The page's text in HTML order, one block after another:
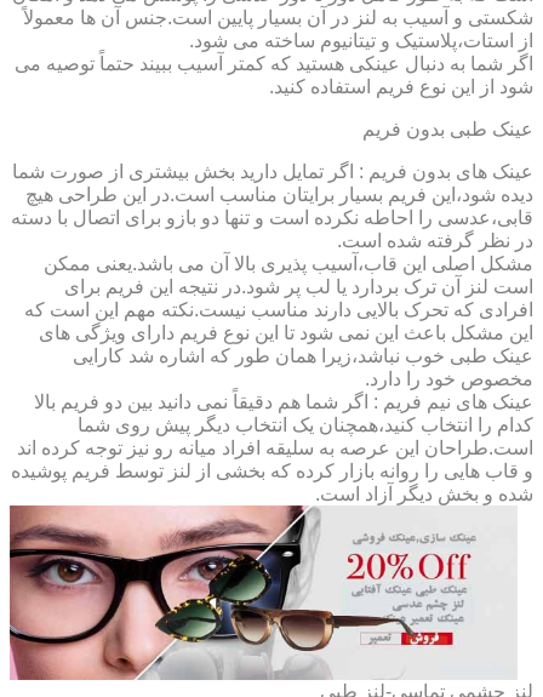
شکستی و آسیب به لنز در آن بسیار پایین است.جنس آن ها معمولاً
از استات،پلاستیک و تیتانیوم ساخته می شود.
اگر شما به دنبال عینکی هستید که کمتر آسیب ببیند حتماً توصیه می
شود از این نوع فریم استفاده کنید.
عینک طبی بدون فریم
عینک های بدون فریم : اگر تمایل دارید بخش بیشتری از صورت شما
دیده شود،این فریم بسیار برایتان مناسب است.در این طراحی هیچ
قابی،عدسی را احاطه نکرده است و تنها دو بازو برای اتصال با دسته
در نظر گرفته شده است.
مشکل اصلی این قاب،آسیب پذیری بالا آن می باشد.یعنی ممکن
است لنز آن ترک بردارد یا لب پر شود.در نتیجه این فریم برای
افرادی که تحرک بالایی دارند مناسب نیست.نکته مهم این است که
این مشکل باعث این نمی شود تا این نوع فریم دارای ویژگی های
عینک طبی خوب نباشد،زیرا همان طور که اشاره شد کارایی
مخصوص خود را دارد.
عینک های نیم فریم : اگر شما هم دقیقاً نمی دانید بین دو فریم بالا
کدام را انتخاب کنید،همچنان یک انتخاب دیگر پیش روی شما
است.طراحان این عرصه به سلیقه افراد میانه رو نیز توجه کرده اند
و قاب هایی را روانه بازار کرده که بخشی از لنز توسط فریم پوشیده
شده و بخش دیگر آزاد است.
لنز چشمی تماسی-لنز طبی